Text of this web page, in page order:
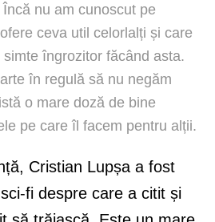
nu am cunoscut pe
ceva util celorlalți și care
îngrozitor făcând asta.
în regulă să nu negăm
o mare doză de bine
pe care îl facem pentru alții.
Cristian Lupșa a fost
fi despre care a citit și